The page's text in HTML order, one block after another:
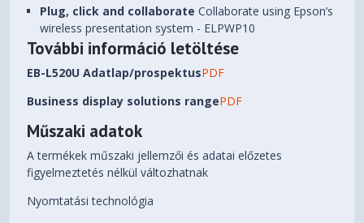
Plug, click and collaborate Collaborate using Epson’s
wireless presentation system - ELPWP10
További információ letöltése
EB-L520U Adatlap/prospektusPDF
Business display solutions rangePDF
Műszaki adatok
A termékek műszaki jellemzői és adatai előzetes
figyelmeztetés nélkül változhatnak
Nyomtatási technológia